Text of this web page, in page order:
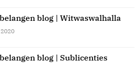
blog | Witwaswalhalla
blog | Sublicenties